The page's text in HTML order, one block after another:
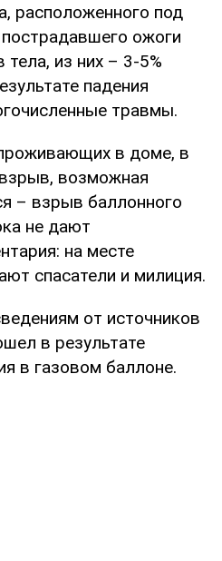
расположенного под
ожоги
из них – 3-5%
падения
травмы.
в доме, в
возможная
– взрыв баллонного
не дают
на месте
спасатели и милиция.
от источников
в результате
в газовом баллоне.